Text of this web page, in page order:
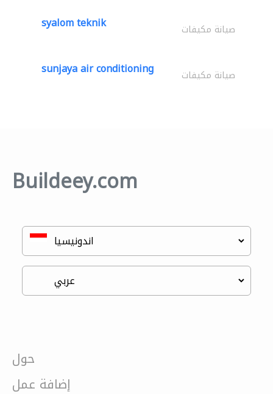
syalom teknik صيانة مكيفات
sunjaya air conditioning صيانة مكيفات
Buildeey.com
حول
إضافة عمل